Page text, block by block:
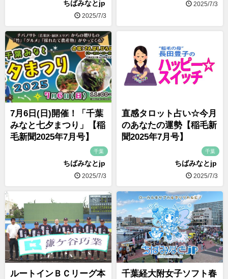
ちばみなとjp
2025/7/3
2025/7/3
7月6日(日)開催！「千葉
みなと七夕まつり」【稲
毛新聞2025年7月号】
千葉
ちばみなとjp
2025/7/3
直感タロット占い☆今月
のあなたの運勢【稲毛新
聞2025年7月号】
千葉
ちばみなとjp
2025/7/3
ルートインＢＣリーグ本
千葉経大附女子ソフト春